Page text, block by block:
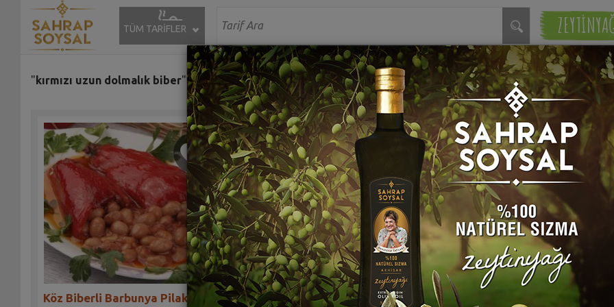
TÜM TARİFLER
" kırmızı uzun dolmalık biber" etiketiyle eşleşen (1) tarif bulundu.
Köz Biberli Barbunya Pilaki